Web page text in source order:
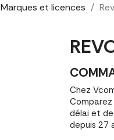
Marques et licences
Chez
délai et
depuis 27